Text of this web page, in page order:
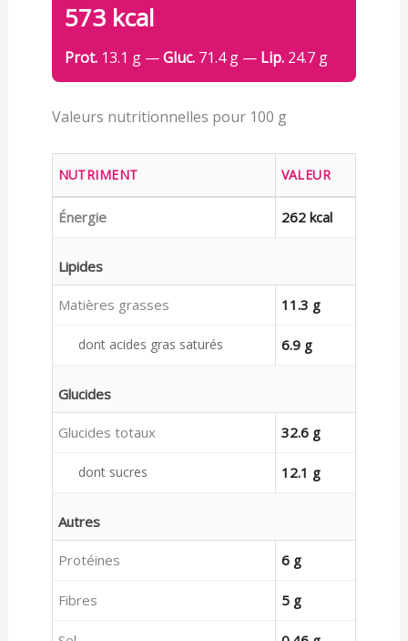
573 kcal
Prot.13.1 g —Gluc.71.4 g — Lip.24.7 g
Valeurs nutritionnelles pour 100 g
NUTRIMENT VALEUR
Énergie 262 kcal
Lipides
Matières grasses 11.3 g
dont acides gras saturés 6.9 g
Glucides
Glucides totaux 32.6 g
dont sucres 12.1 g
Autres
Protéines 6 g
Fibres 5 g